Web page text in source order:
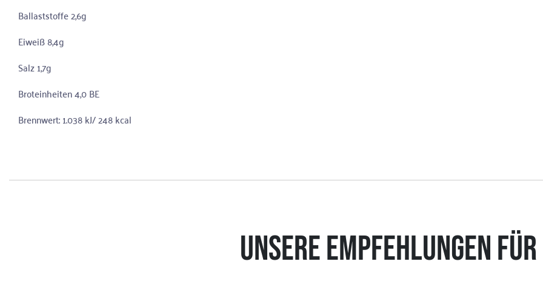
Ballaststoffe 2,6g
Eiweiß 8,4g
Salz 1,7g
Broteinheiten 4,0 BE
Brennwert: 1.038 kJ/ 248 kcal
UNSERE EMPFEHLUNGEN